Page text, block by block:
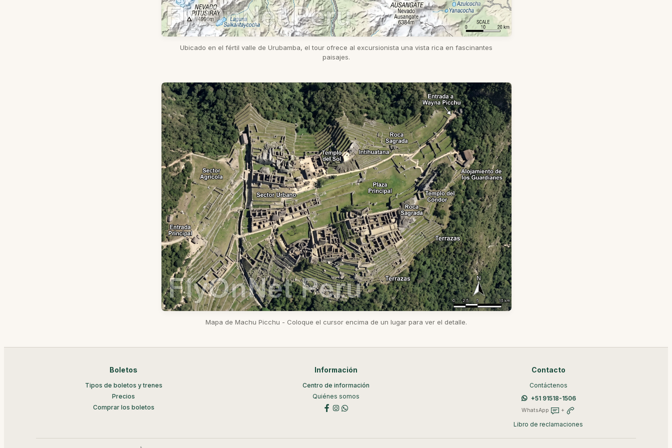
Ubicado en el fértil valle de Urubamba, el tour ofrece al excursionista una vista rica en fascinantes
paisajes.
Mapa de Machu Picchu - Coloque el cursor encima de un lugar para ver el detalle.
Boletos
Tipos de boletos y trenes
Precios
Comprar los boletos
Información
Centro de información
Quiénes somos
Contacto
Contáctenos
+51 91518-1506
WhatsApp +
Libro de reclamaciones